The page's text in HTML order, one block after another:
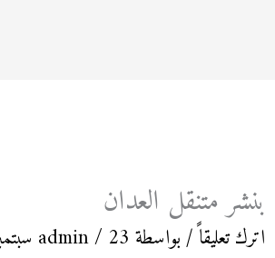
بنشر متنقل العدان
اترك تعليقاً / بواسطة admin/ 23 سبتمبر، 2022